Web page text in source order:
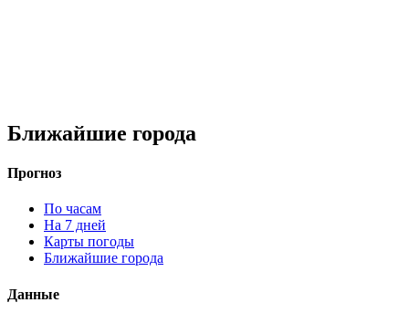
Ближайшие города
Прогноз
По часам
На 7 дней
Карты погоды
Ближайшие города
Данные